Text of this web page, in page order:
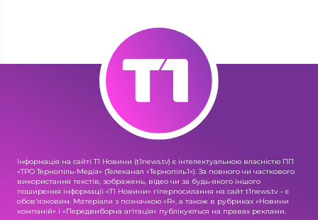
Інформація на сайті Т1 Новини (t1news.tv) є інтелектуальною власністю ПП
«ТРО Тернопіль-Медіа» (Телеканал «Тернопіль1»). За повного чи часткового
використання текстів, зображень, відео чи за будь-якого іншого
поширення інформації «Т1 Новини» гіперпосилання на сайт t1news.tv – є
обов'язковим. Матеріали з позначкою «R», а також в рубриках «Новини
компаній» і «Передвиборча агітація» публікуються на правах реклами.